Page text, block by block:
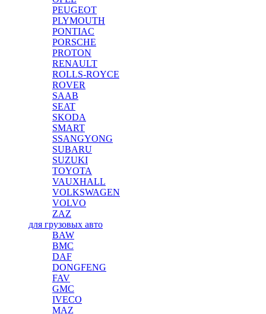
PEUGEOT
PLYMOUTH
PONTIAC
PORSCHE
PROTON
RENAULT
ROLLS-ROYCE
ROVER
SAAB
SEAT
SKODA
SMART
SSANGYONG
SUBARU
SUZUKI
TOYOTA
VAUXHALL
VOLKSWAGEN
VOLVO
ZAZ
для грузовых авто
BAW
BMC
DAF
DONGFENG
FAV
GMC
IVECO
MAZ